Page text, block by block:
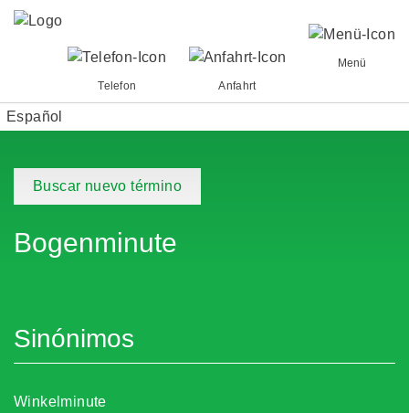
Menü
Telefon
Anfahrt
Español
Buscar nuevo término
Bogenminute
Sinónimos
Winkelminute